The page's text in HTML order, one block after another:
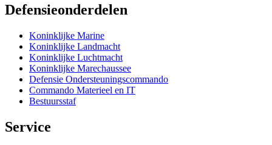
Defensieonderdelen
Koninklijke Marine
Koninklijke Landmacht
Koninklijke Luchtmacht
Koninklijke Marechaussee
Defensie Ondersteuningscommando
Commando Materieel en IT
Bestuursstaf
Service